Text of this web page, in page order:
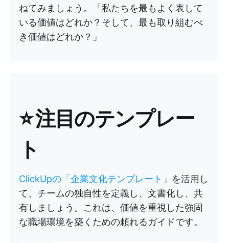
ねてみましょう。「私たちを最もよく表して
いる価値はどれか？そして、最も取り組むべ
き価値はどれか？」
⭐注目のテンプレー
ト
ClickUpの「企業文化テンプレート 」を活用し
て、チームの独自性を定義し、文書化し、共
有しましょう。これは、価値を重視した強固
な職場環境を築くための頼れるガイドです。